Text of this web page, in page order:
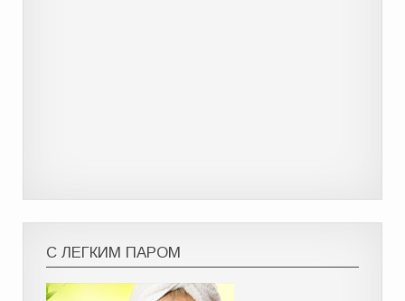
С ЛЕГКИМ ПАРОМ